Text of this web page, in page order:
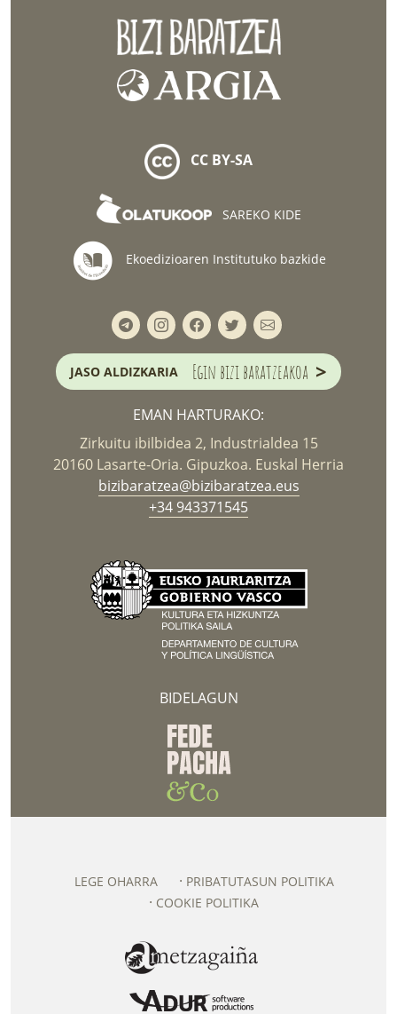
CC BY-SA
SAREKO KIDE
Ekoedizioaren Institutuko bazkide
JASO ALDIZKARIA Egin bizi baratzeakoa >
EMAN HARTURAKO:
Zirkuitu ibilbidea 2, Industrialdea 15
20160 Lasarte-Oria. Gipuzkoa. Euskal Herria
bizibaratzea@bizibaratzea.eus
+34 943371545
BIDELAGUN
LEGE OHARRA
PRIBATUTASUN POLITIKA
COOKIE POLITIKA